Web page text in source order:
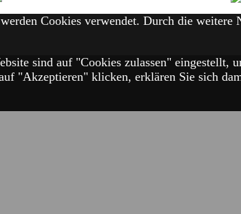
Cookies verwendet. Durch die weitere
sind auf "Cookies zulassen" eingestellt,
"Akzeptieren" klicken, erklären Sie sich